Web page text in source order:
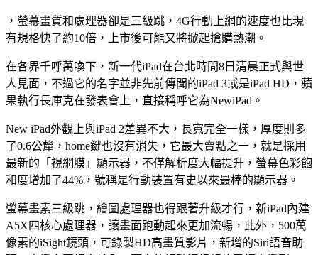
，螢幕畫質和處理器卻是三級跳，4G行動上網的速度也比現
有規格快了約10倍，上市後可能又將掀起搶購熱潮。
在各界千呼萬喚下，新一代iPad在台北時間8日清晨正式與世
人見面，不過它的名字並非先前傳聞的iPad 3或是iPad HD，蘋
果執行長庫克在發表會上，直接稱呼它為NewiPad。
New iPad外觀上與iPad 2差異不大，長寬完全一樣，厚度則多
了0.6公釐，home鍵也沒有消失，它最大賣點之一，就是採用
最新的「視網膜」顯示器，不僅解析度大幅提升，螢幕色彩飽
和度增加了44%，號稱是行動裝置有史以來最棒的顯示器。
螢幕畫素三級跳，繪圖處理器也得跟著升級才行，新iPad內建
A5X四核心處理器，讓畫面跑動起來更加流暢，此外，500萬
像素的iSight鏡頭，可錄製HD高畫質影片，新增的Siri語音助